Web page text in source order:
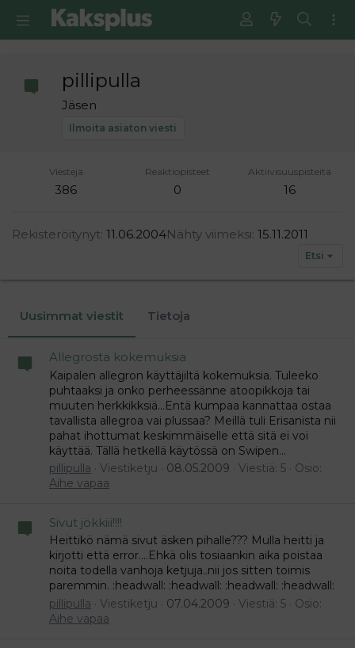
Ilmoita asiaton viesti
pillipulla
Jäsen
Viestejä
386
Reaktiopisteet
0
Aktiivisuuspisteitä
16
Rekisteröitynyt 11.06.2004Nähty viimeksi 15.11.2011
Etsi
Uusimmat viestit Tietoja
Allegrosta kokemuksia
Kaipalen allegron käyttäjiltä kokemuksia. Tuleeko
puhtaaksi ja onko perheessänne atoopikkoja tai
muuten herkkikksiä...Entä kumpaa kannattaa ostaa
tavallista allegroa vai plussaa? Meillä tuli Erisanista nii
pahat ihottumat keskimmäiselle että sitä ei voi
käyttää. Tällä hetkellä käytössä on Swipen...
pillipulla
Viestiketju 08.05.2009 Viestiä: 5
Osio:
Aihe vapaa
Sivut jökkiii!!!!
Heittikö nämä sivut äsken pihalle??? Mulla heitti ja
kirjotti että error....Ehkä olis tosiaankin aika poistaa
noita todella vanhoja ketjuja..nii jos sitten toimis
paremmin. :headwall: :headwall: :headwall: :headwall:
pillipulla
Viestiketju 07.04.2009 Viestiä: 5
Osio:
Aihe vapaa